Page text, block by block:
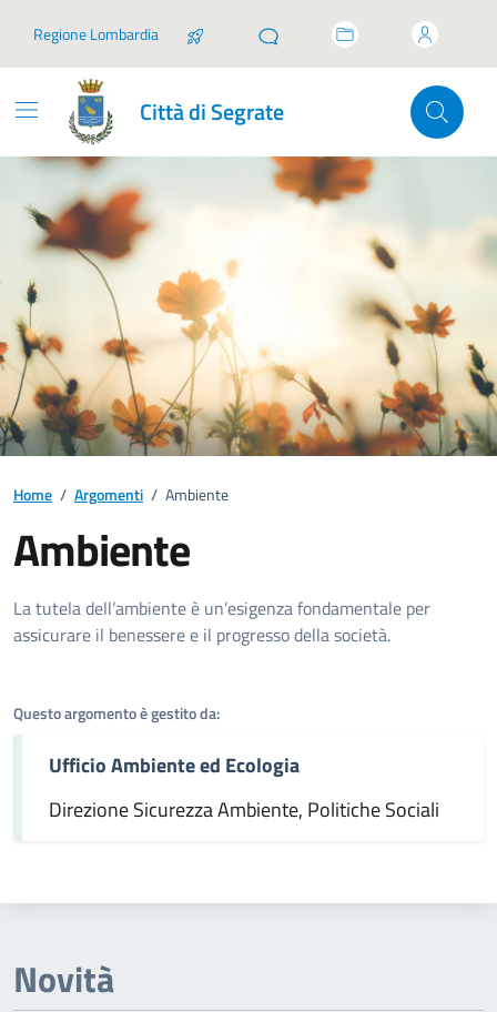
Regione Lombardia
Città di Segrate
Home / Argomenti / Ambiente
Ambiente
Dettagli dell'argomento
La tutela dell’ambiente è un’esigenza fondamentale per
assicurare il benessere e il progresso della società.
Questo argomento è gestito da:
Ufficio Ambiente ed Ecologia
Direzione Sicurezza Ambiente, Politiche Sociali
Novità